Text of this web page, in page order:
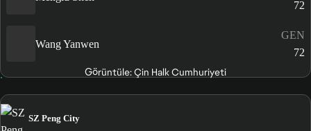
72
Wang Yanwen
GEN
72
Görüntüle: Çin Halk Cumhuriyeti
SZ Peng City